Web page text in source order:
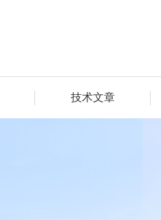
技术文章